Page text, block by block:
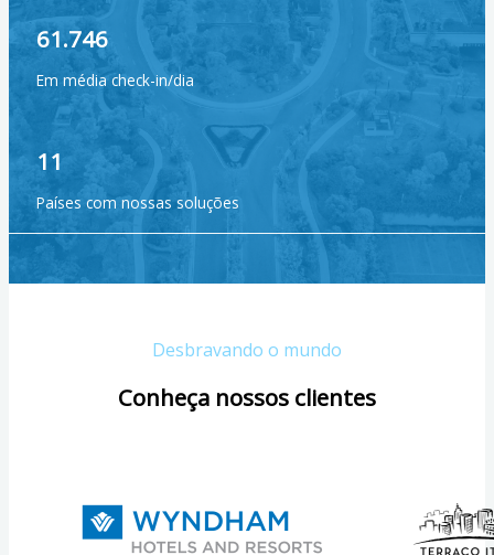
61.746
Em média check-in/dia
11
Países com nossas soluções
Desbravando o mundo
Conheça nossos clientes